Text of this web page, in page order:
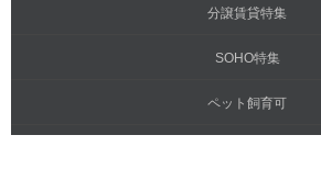
分譲賃貸特集
SOHO特集
ペット飼育可